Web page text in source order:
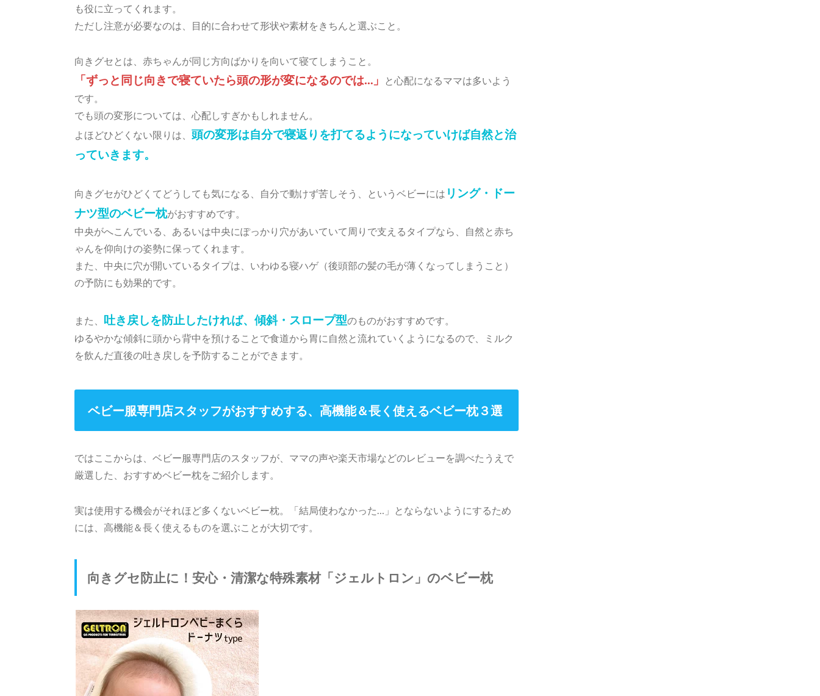
も役に立ってくれます。
ただし注意が必要なのは、目的に合わせて形状や素材をきちんと選ぶこと。
向きグセとは、赤ちゃんが同じ方向ばかりを向いて寝てしまうこと。
「ずっと同じ向きで寝ていたら頭の形が変になるのでは…」
と心配になるママは多いよう
です。
でも頭の変形については、心配しすぎかもしれません。
よほどひどくない限りは、 頭の変形は自分で寝返りを打てるようになっていけば自然と治
っていきます。
向きグセがひどくてどうしても気になる、自分で動けず苦しそう、というベビーには リング・ドー
ナツ型のベビー枕がおすすめです。
中央がへこんでいる、あるいは中央にぽっかり穴があいていて周りで支えるタイプなら、自然と赤ち
ゃんを仰向けの姿勢に保ってくれます。
また、中央に穴が開いているタイプは、いわゆる寝ハゲ（後頭部の髪の毛が薄くなってしまうこと）
の予防にも効果的です。
また、 吐き戻しを防止したければ、傾斜・スロープ型のものがおすすめです。
ゆるやかな傾斜に頭から背中を預けることで食道から胃に自然と流れていくようになるので、ミルク
を飲んだ直後の吐き戻しを予防することができます。
ベビー服専門店スタッフがおすすめする、高機能＆長く使えるベビー枕３選
ではここからは、ベビー服専門店のスタッフが、ママの声や楽天市場などのレビューを調べたうえで
厳選した、おすすめベビー枕をご紹介します。
実は使用する機会がそれほど多くないベビー枕。「結局使わなかった…」とならないようにするため
には、高機能＆長く使えるものを選ぶことが大切です。
向きグセ防止に！安心・清潔な特殊素材「ジェルトロン」のベビー枕